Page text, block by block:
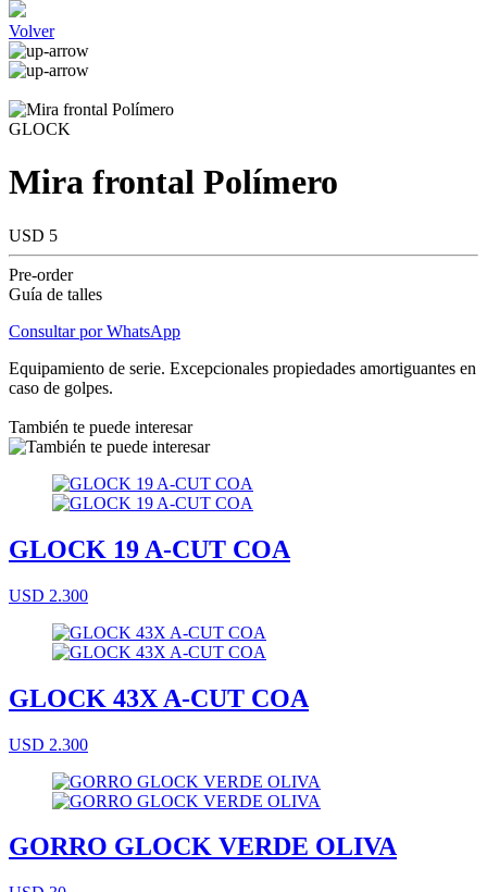
Volver
GLOCK
Mira frontal Polímero
USD 5
Pre-order
Guía de talles
Consultar por WhatsApp
Equipamiento de serie. Excepcionales propiedades amortiguantes en
caso de golpes.
También te puede interesar
GLOCK 19 A-CUT COA
USD 2.300
GLOCK 43X A-CUT COA
USD 2.300
GORRO GLOCK VERDE OLIVA